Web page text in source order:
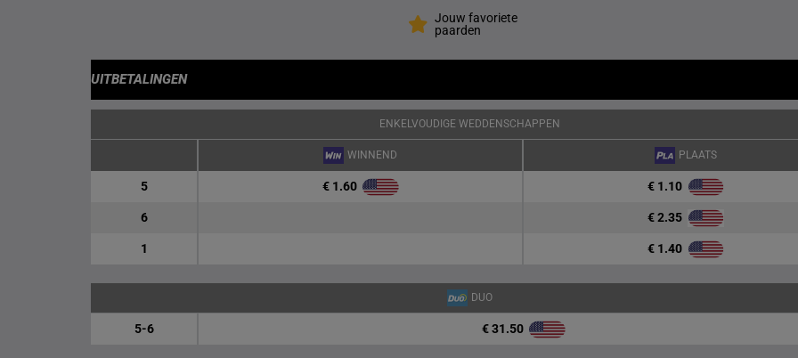
Jouw favoriete
paarden
UITBETALINGEN
ENKELVOUDIGE WEDDENSCHAPPEN
WINNEND PLAATS
5 € 1.60 € 1.10
6 € 2.35
1 € 1.40
DUO
5-6 € 31.50